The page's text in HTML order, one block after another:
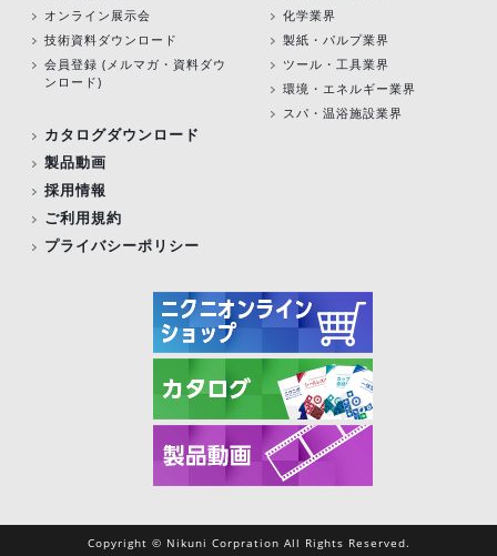
オンライン展示会
技術資料ダウンロード
会員登録 (メルマガ・資料ダウ
ンロード)
カタログダウンロード
製品動画
採用情報
ご利用規約
プライバシーポリシー
化学業界
製紙・パルプ業界
ツール・工具業界
環境・エネルギー業界
スパ・温浴施設業界
Copyright © Nikuni Corpration All Rights Reserved.